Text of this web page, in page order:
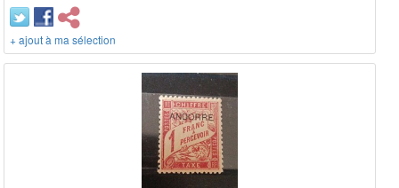
+ ajout à ma sélection